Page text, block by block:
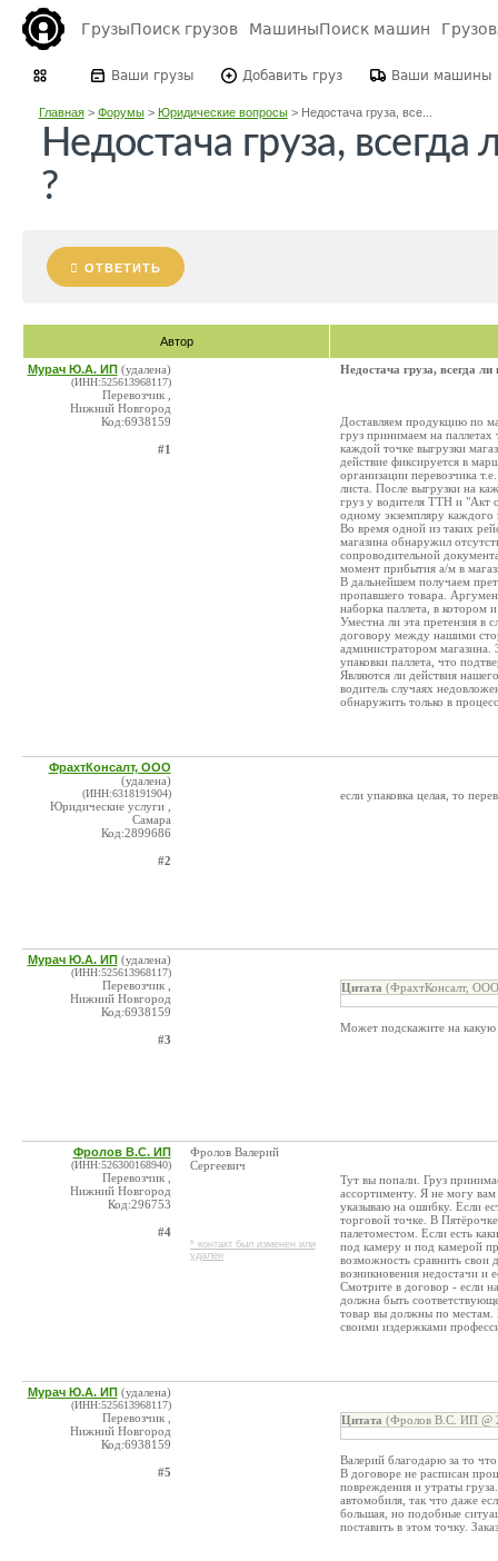
ГрузыПоиск грузов МашиныПоиск машин
Ваши грузы Добавить груз Ваши машины
Главная> Форумы> Юридические вопросы> Недостача груза, все...
Недостача груза, всегда
?
ОТВЕТИТЬ
Автор
Мурач Ю.А. ИП (удалена)
(ИНН:525613968117)
Перевозчик ,
Нижний Новгород
Код:6938159
#1
Недостача груза, всегда ли
Доставляем продукцию по
груз принимаем на паллетах
каждой точке выгрузки
действие фиксируется в
организации перевозчика
листа. После выгрузки на
груз у водителя ТТН и "Акт
одному экземпляру каждого
Во время одной из таких
магазина обнаружил
сопроводительной
момент прибытия а/м в
В дальнейшем получаем
пропавшего товара.
наборка паллета, в котором
Уместна ли эта претензия в
договору между нашими
администратором
упаковки паллета, что
Являются ли действия
водитель случаях
обнаружить только в
ФрахтКонсалт, ООО
(удалена)
(ИНН:6318191904)
Юридические услуги ,
Самара
Код:2899686
#2
если упаковка целая, то
Мурач Ю.А. ИП (удалена)
(ИНН:525613968117)
Перевозчик ,
Нижний Новгород
Код:6938159
#3
Цитата (ФрахтКонсалт,
Может подскажите на какую
Фролов В.С. ИП
(ИНН:526300168940)
Перевозчик ,
Нижний Новгород
Код:296753
#4
Фролов Валерий
Сергеевич
* контакт был изменен или
удален
Тут вы попали. Груз
ассортименту. Я не могу
указываю на ошибку. Если
торговой точке. В
палетоместом. Если есть
под камеру и под камерой
возможность сравнить свои
возникновения недостачи и
Смотрите в договор - если
должна быть
товар вы должны по местам.
своими издержками
Мурач Ю.А. ИП (удалена)
(ИНН:525613968117)
Перевозчик ,
Нижний Новгород
Код:6938159
#5
Цитата (Фролов В.С. ИП @
Валерий благодарю за то
В договоре не расписан
повреждения и утраты
автомобиля, так что даже
большая, но подобные
поставить в этом точку.